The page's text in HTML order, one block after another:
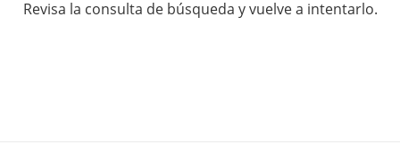
Revisa la consulta de búsqueda y vuelve a intentarlo.